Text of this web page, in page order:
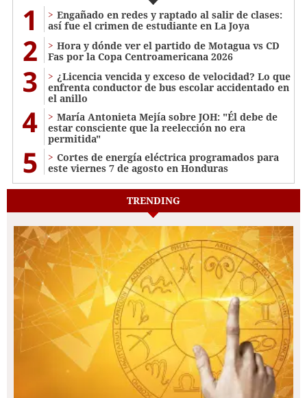
1
Engañado en redes y raptado al salir de clases:
así fue el crimen de estudiante en La Joya
2
Hora y dónde ver el partido de Motagua vs CD
Fas por la Copa Centroamericana 2026
3
¿Licencia vencida y exceso de velocidad? Lo que
enfrenta conductor de bus escolar accidentado en
el anillo
4
María Antonieta Mejía sobre JOH: "Él debe de
estar consciente que la reelección no era
permitida"
5
Cortes de energía eléctrica programados para
este viernes 7 de agosto en Honduras
TRENDING